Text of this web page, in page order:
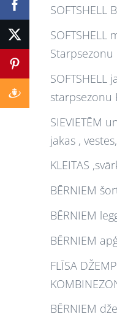
SOFTSHELL
SOFTSHELL
Starpsezonu
SOFTSHELL
starpsezonu
SIEVIETĒM
jakas ,
KLEITAS
BĒRNIEM
BĒRNIEM
BĒRNIEM
FLĪSA
BĒRNIEM